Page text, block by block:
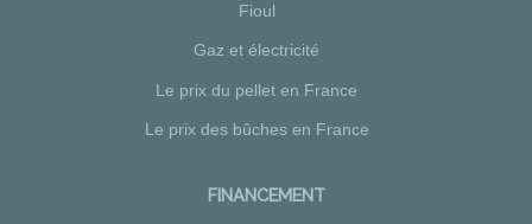
Fioul
Gaz et électricité
Le prix du pellet en France
Le prix des bûches en France
FINANCEMENT